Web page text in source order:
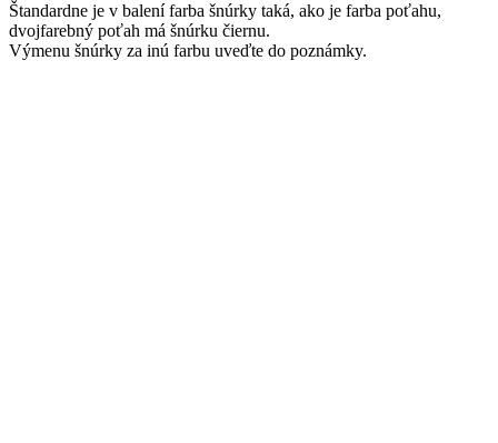
Štandardne je v balení farba šnúrky taká, ako je farba poťahu,
dvojfarebný poťah má šnúrku čiernu.
Výmenu šnúrky za inú farbu uveďte do poznámky.